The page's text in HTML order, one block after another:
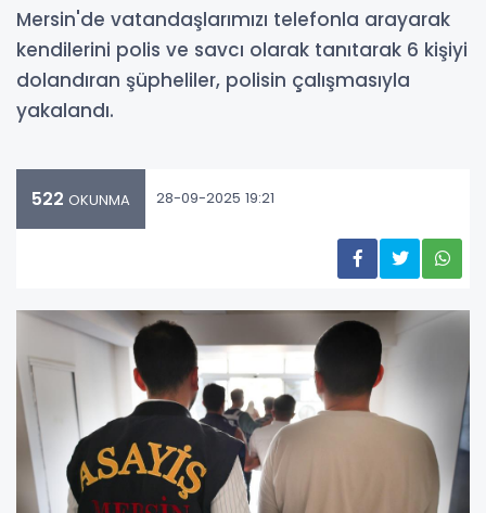
Mersin'de vatandaşlarımızı telefonla arayarak
kendilerini polis ve savcı olarak tanıtarak 6 kişiyi
dolandıran şüpheliler, polisin çalışmasıyla
yakalandı.
522 OKUNMA 28-09-2025 19:21